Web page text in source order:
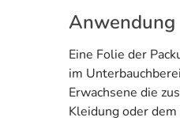
Anwendung
Eine Folie der
im
Erwachsene die
Kleidung oder